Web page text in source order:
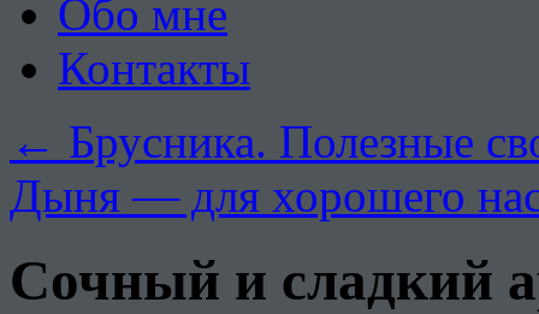
Обо мне
Контакты
← Брусника. Полезные
Дыня — для хорошего
Сочный и сладкий